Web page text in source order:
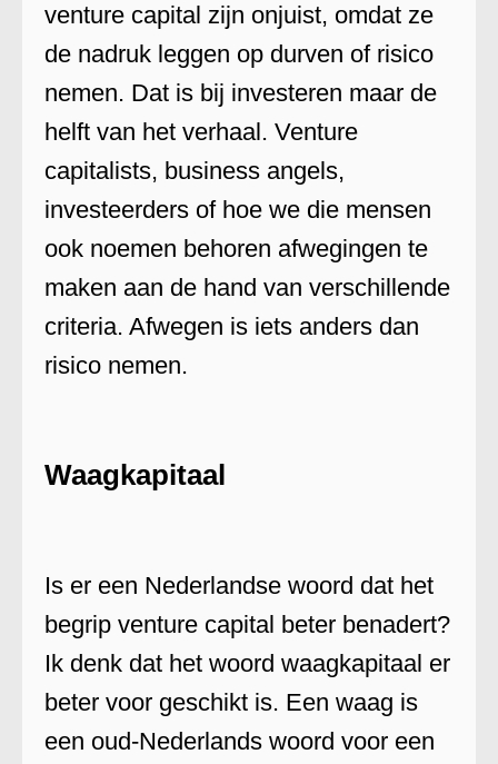
venture capital zijn onjuist, omdat ze
de nadruk leggen op durven of risico
nemen. Dat is bij investeren maar de
helft van het verhaal. Venture
capitalists, business angels,
investeerders of hoe we die mensen
ook noemen behoren afwegingen te
maken aan de hand van verschillende
criteria. Afwegen is iets anders dan
risico nemen.
Waagkapitaal
Is er een Nederlandse woord dat het
begrip venture capital beter benadert?
Ik denk dat het woord waagkapitaal er
beter voor geschikt is. Een waag is
een oud-Nederlands woord voor een